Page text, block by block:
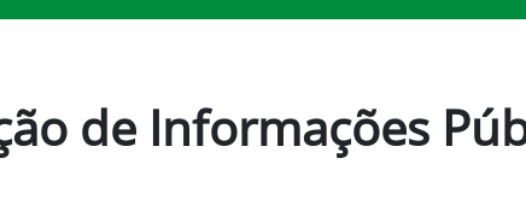
de Informações